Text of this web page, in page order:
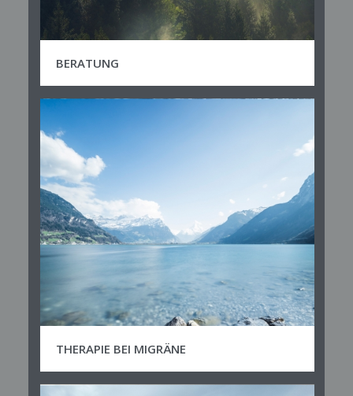
BERATUNG
THERAPIE BEI MIGRÄNE